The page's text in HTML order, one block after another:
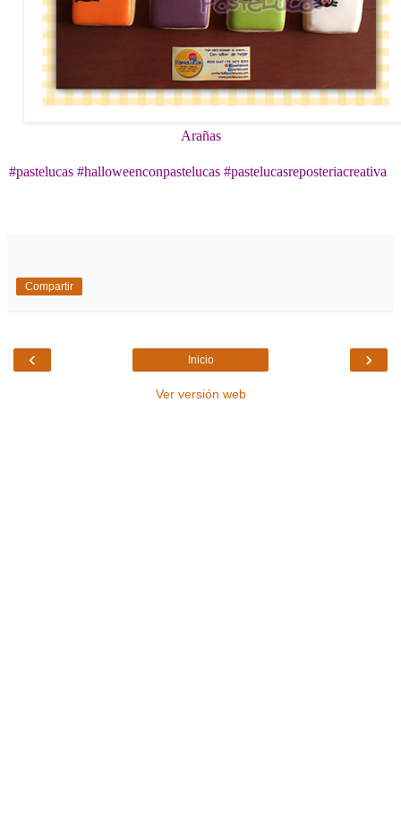
Arañas
#pastelucas #halloweenconpastelucas #pastelucasreposteriacreativa
Compartir
‹ ›
Inicio
Ver versión web